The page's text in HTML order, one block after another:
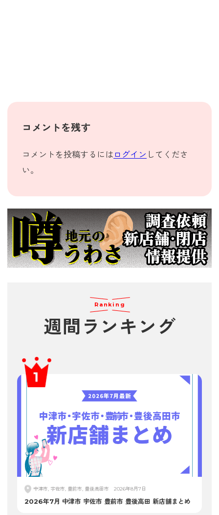
コメントを残す
コメントを投稿するには ログイン してくださ
い。
Ranking
週間 ランキング
中津市, 宇佐市, 豊前市, 豊後高田市 2026年8月7日
2026年7月 中津市 宇佐市 豊前市 豊後高田 新店舗まとめ